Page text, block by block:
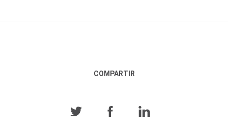
COMPARTIR